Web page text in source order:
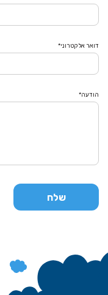
דואר אלקטרוני*
הודעה*